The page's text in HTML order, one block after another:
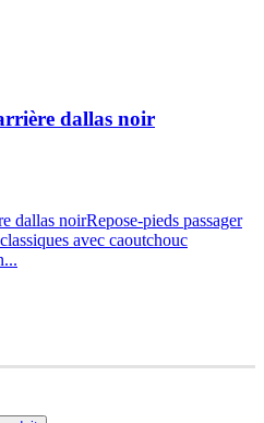
dallas noir
dallas noirRepose-pieds passager
avec caoutchouc